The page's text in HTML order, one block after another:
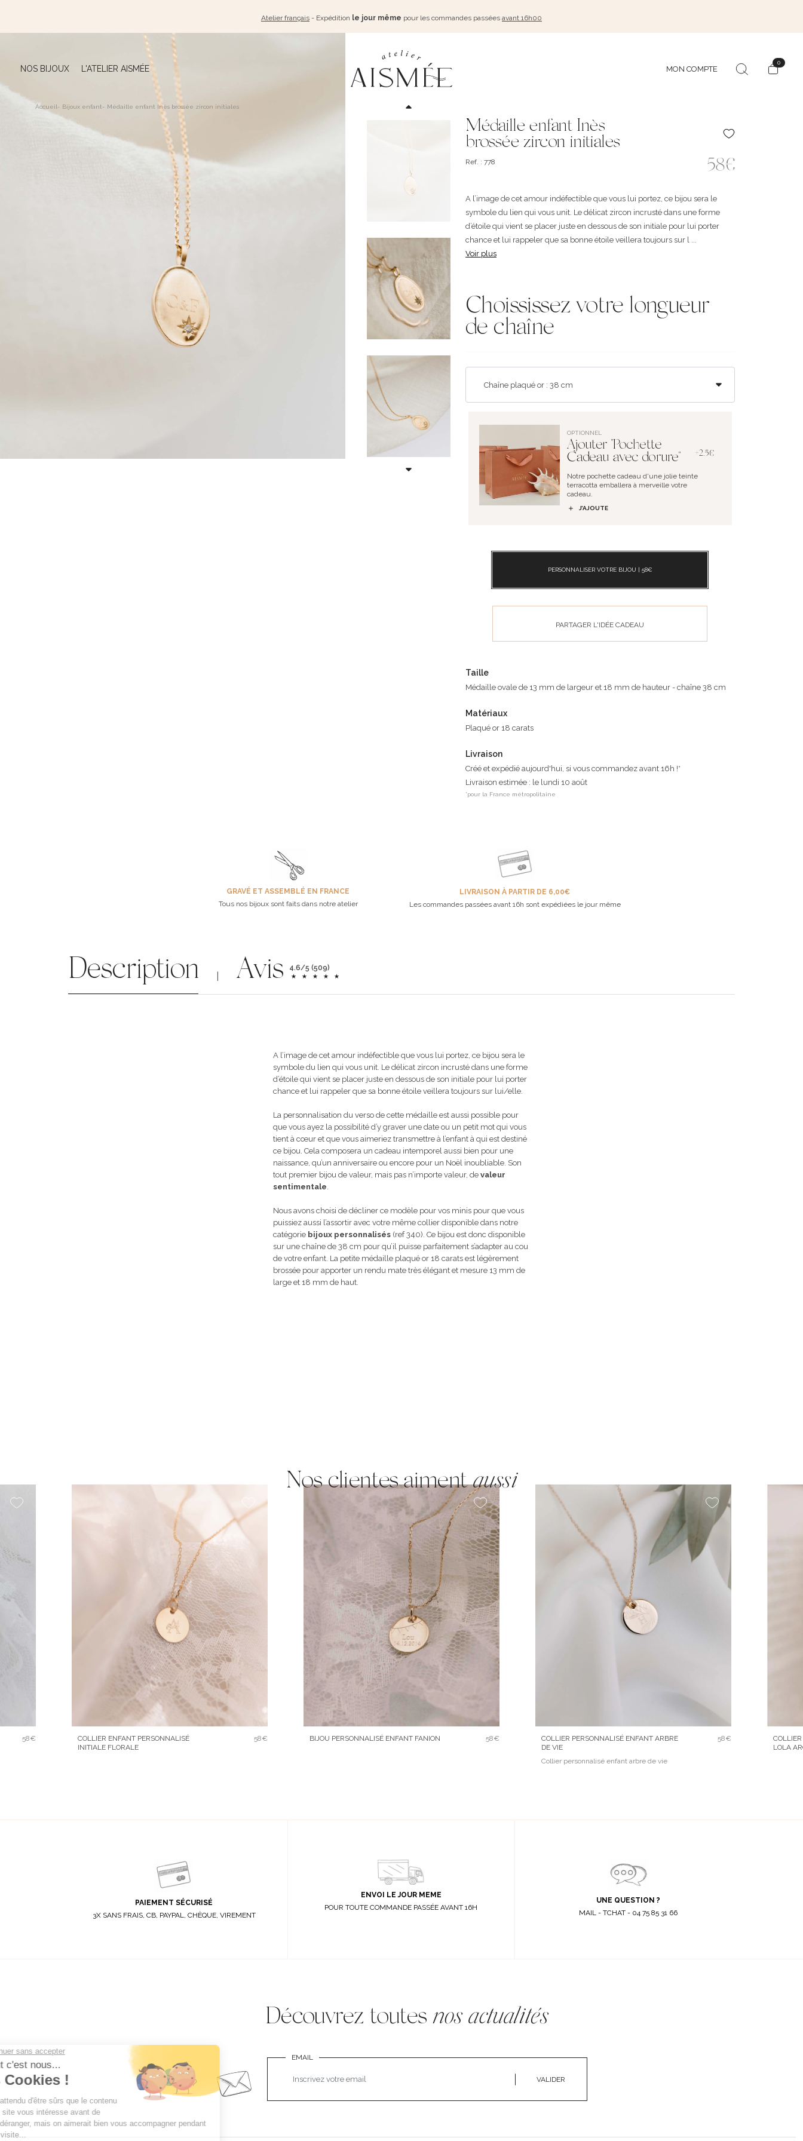
Atelier français - Expédition le jour même pour les commandes passées avant 16h00
NOS BIJOUX L'ATELIER AISMÉE MON COMPTE
0
Accueil- Bijoux enfant- Médaille enfant Inès brossée zircon initiales
Médaille enfant Inès
brossée zircon initiales
Ref. : 778 58€
A l’image de cet amour indéfectible que vous lui portez, ce bijou sera le
symbole du lien qui vous unit. Le délicat zircon incrusté dans une forme
d’étoile qui vient se placer juste en dessous de son initiale pour lui porter
chance et lui rappeler que sa bonne étoile veillera toujours sur l ...
Voir plus
Choississez votre longueur
de chaîne
OPTIONNEL
Ajouter "Pochette
Cadeau avec dorure"
+2.5€
Notre pochette cadeau d'une jolie teinte
terracotta emballera à merveille votre
cadeau.
J’AJOUTE
PERSONNALISER VOTRE BIJOU | 58€
PARTAGER L'IDÉE CADEAU
Taille
Médaille ovale de 13 mm de largeur et 18 mm de hauteur - chaîne 38 cm
Matériaux
Plaqué or 18 carats
Livraison
Créé et expédié aujourd'hui, si vous commandez avant 16h !*
Livraison estimée : le lundi 10 août
*pour la France métropolitaine
GRAVÉ ET ASSEMBLÉ EN FRANCE
Tous nos bijoux sont faits dans notre atelier
LIVRAISON À PARTIR DE 6,00€
Les commandes passées avant 16h sont expédiées le jour même
Description Avis 4.6/5 (509)
A l’image de cet amour indéfectible que vous lui portez, ce bijou sera le
symbole du lien qui vous unit. Le délicat zircon incrusté dans une forme
d’étoile qui vient se placer juste en dessous de son initiale pour lui porter
chance et lui rappeler que sa bonne étoile veillera toujours sur lui/elle.
La personnalisation du verso de cette médaille est aussi possible pour
que vous ayez la possibilité d’y graver une date ou un petit mot qui vous
tient à cœur et que vous aimeriez transmettre à l’enfant à qui est destiné
ce bijou. Cela composera un cadeau intemporel aussi bien pour une
naissance, qu’un anniversaire ou encore pour un Noël inoubliable. Son
tout premier bijou de valeur, mais pas n’importe valeur, de valeur
sentimentale.
Nous avons choisi de décliner ce modèle pour vos minis pour que vous
puissiez aussi l’assortir avec votre même collier disponible dans notre
catégorie bijoux personnalisés(ref 340). Ce bijou est donc disponible
sur une chaîne de 38 cm pour qu’il puisse parfaitement s’adapter au cou
de votre enfant. La petite médaille plaqué or 18 carats est légèrement
brossée pour apporter un rendu mate très élégant et mesure 13 mm de
large et 18 mm de haut.
Nos clientes aimentaussi
58€
COLLIER ENFANT PERSONNALISÉ
INITIALE FLORALE
58€ BIJOU PERSONNALISÉ ENFANT FANION 58€
COLLIER PERSONNALISÉ ENFANT ARBRE
DE VIE
Collier personnalisé enfant arbre de vie
58€
LOLA
PAIEMENT SÉCURISÉ
3X SANS FRAIS, CB, PAYPAL, CHÈQUE, VIREMENT
ENVOI LE JOUR MEME
POUR TOUTE COMMANDE PASSÉE AVANT 16H
UNE QUESTION ?
MAIL - TCHAT - 04 75 85 31 66
Découvrez toutes nos actualités
EMAIL
VALIDER